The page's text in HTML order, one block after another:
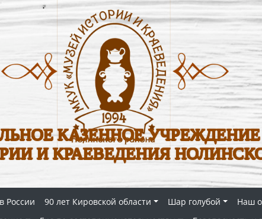
КАЗЕННОЕ УЧРЕЖДЕНИЕ
И КРАЕВЕДЕНИЯ
России 90 лет Кировской области Шар голубой Наш